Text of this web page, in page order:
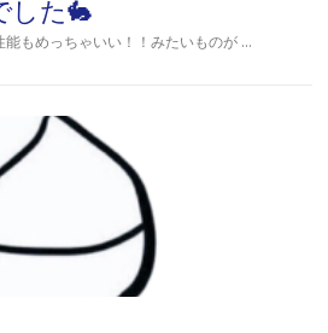
した🐇
もめっちゃいい！！みたいものが …